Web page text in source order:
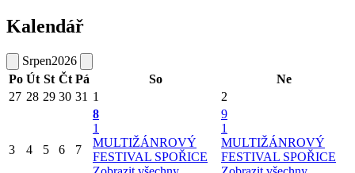
Kalendář
Srpen2026
Po Út St Čt Pá So
Ne
27 28 29 30 31 1 2
3 4 5 6 7
8
1
MULTIŽÁNROVÝ
FESTIVAL SPOŘICE
9
1
MULTIŽÁNROVÝ
FESTIVAL SPOŘICE